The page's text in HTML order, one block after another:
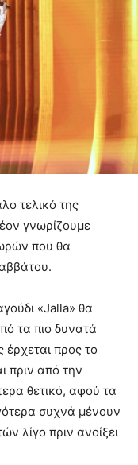
τελικό της
γνωρίζουμε
που θα
«Jalla» θα
τα πιο δυνατά
έρχεται προς το
πριν από την
θετικό, αφού τα
συχνά μένουν
λίγο πριν ανοίξει